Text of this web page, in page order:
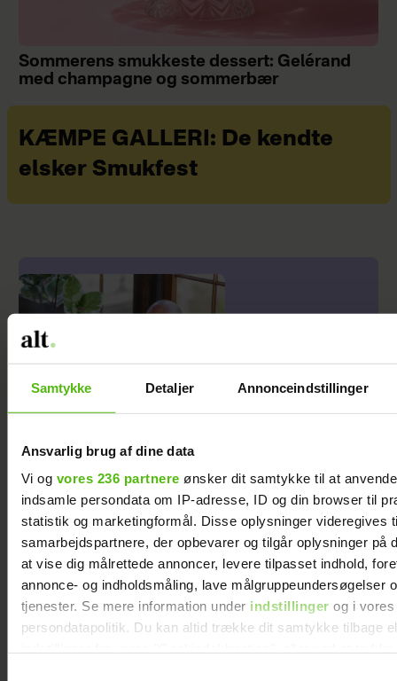
Samtykke Detaljer Annonceindstillinger
Ansvarlig brug af dine data
Vi og vores 236 partnere ønsker dit samtykke til at
indsamle persondata om IP-adresse, ID og din browser til
statistik og marketingformål. Disse oplysninger videregives
samarbejdspartnere, der opbevarer og tilgår oplysninger på
at vise dig målrettede annoncer, levere tilpasset indhold,
annonce- og indholdsmåling, lave målgruppeundersøgelser
tjenester. Se mere information under indstillinger og i vores
persondatapolitik. Du kan altid trække dit samtykke tilbage
Sommerens smukkeste dessert: Gelérand
med champagne og sommerbær
KÆMPE GALLERI: De kendte
elsker Smukfest
Efter exit i "Forræder": Jeg
skulle nok have holdt min
store fede kæft